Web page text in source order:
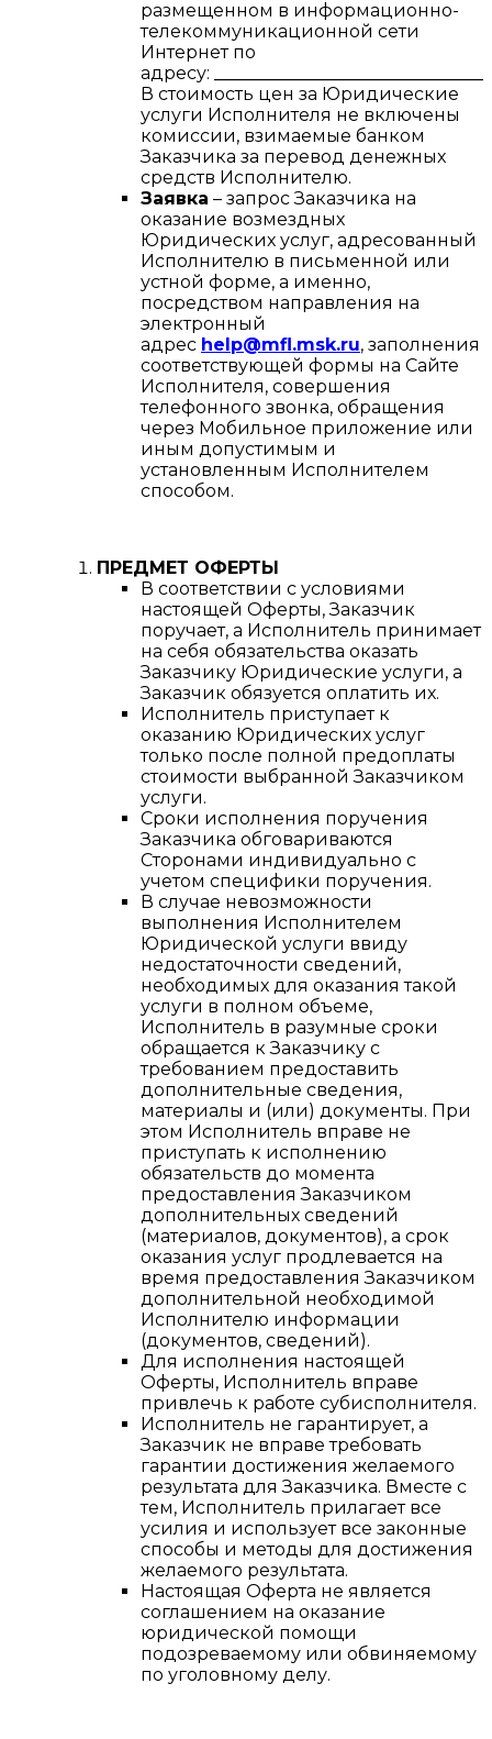
размещенном в информационно-
телекоммуникационной сети
Интернет по
адресу:
В стоимость цен за Юридические
услуги Исполнителя не включены
комиссии, взимаемые банком
Заказчика за перевод денежных
средств Исполнителю.
Заявка – запрос Заказчика на
оказание возмездных
Юридических услуг, адресованный
Исполнителю в письменной или
устной форме, а именно,
посредством направления на
электронный
адрес help@mfl.msk.ru, заполнения
соответствующей формы на Сайте
Исполнителя, совершения
телефонного звонка, обращения
через Мобильное приложение или
иным допустимым и
установленным Исполнителем
способом.
ПРЕДМЕТ ОФЕРТЫ
В соответствии с условиями
настоящей Оферты, Заказчик
поручает, а Исполнитель принимает
на себя обязательства оказать
Заказчику Юридические услуги, а
Заказчик обязуется оплатить их.
Исполнитель приступает к
оказанию Юридических услуг
только после полной предоплаты
стоимости выбранной Заказчиком
услуги.
Сроки исполнения поручения
Заказчика обговариваются
Сторонами индивидуально с
учетом специфики поручения.
В случае невозможности
выполнения Исполнителем
Юридической услуги ввиду
недостаточности сведений,
необходимых для оказания такой
услуги в полном объеме,
Исполнитель в разумные сроки
обращается к Заказчику с
требованием предоставить
дополнительные сведения,
материалы и (или) документы. При
этом Исполнитель вправе не
приступать к исполнению
обязательств до момента
предоставления Заказчиком
дополнительных сведений
(материалов, документов), а срок
оказания услуг продлевается на
время предоставления Заказчиком
дополнительной необходимой
Исполнителю информации
(документов, сведений).
Для исполнения настоящей
Оферты, Исполнитель вправе
привлечь к работе субисполнителя.
Исполнитель не гарантирует, а
Заказчик не вправе требовать
гарантии достижения желаемого
результата для Заказчика. Вместе с
тем, Исполнитель прилагает все
усилия и использует все законные
способы и методы для достижения
желаемого результата.
Настоящая Оферта не является
соглашением на оказание
юридической помощи
подозреваемому или обвиняемому
по уголовному делу.